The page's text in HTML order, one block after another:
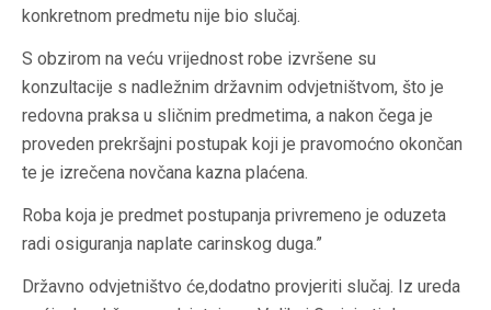
konkretnom predmetu nije bio slučaj.
S obzirom na veću vrijednost robe izvršene su
konzultacije s nadležnim državnim odvjetništvom, što je
redovna praksa u sličnim predmetima, a nakon čega je
proveden prekršajni postupak koji je pravomoćno okončan
te je izrečena novčana kazna plaćena.
Roba koja je predmet postupanja privremeno je oduzeta
radi osiguranja naplate carinskog duga.”
Državno odvjetništvo će,dodatno provjeriti slučaj. Iz ureda